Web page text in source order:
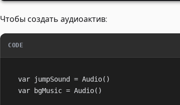
Чтобы создать аудиоактив:
CODE
var jumpSound = Audio()